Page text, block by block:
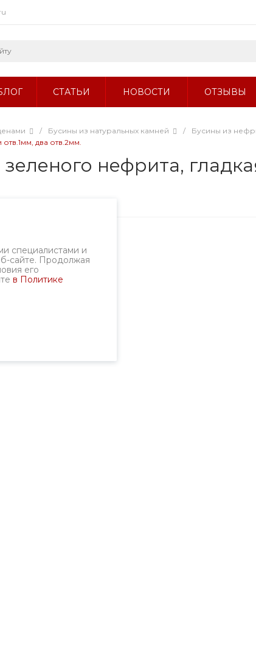
СТАТЬИ НОВОСТИ ОТЗЫВЫ
/ Бусины из натуральных камней / Бусины из
два отв.2мм.
нефрита,
специалистами и
сайте. Продолжая
его
в Политике